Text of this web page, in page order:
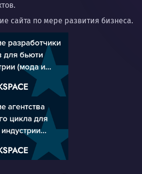
сайта по мере развития бизнеса.